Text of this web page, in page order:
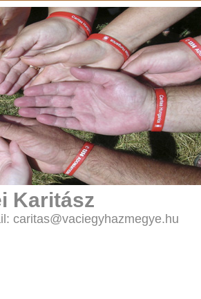
Karitász
caritas@vaciegyhazmegye.hu